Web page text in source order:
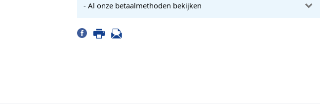
- Al onze betaalmethoden bekijken